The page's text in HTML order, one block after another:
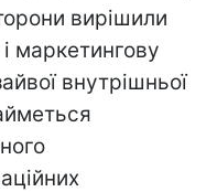
вирішили
маркетингову
внутрішньої